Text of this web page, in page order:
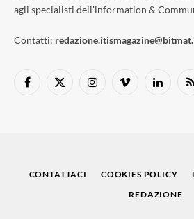
agli specialisti dell'lnformation &
Contatti:
Facebook
X
InstagramVimeo LinkedIn
CONTATTACI COOKIES POLICY
REDAZIONE